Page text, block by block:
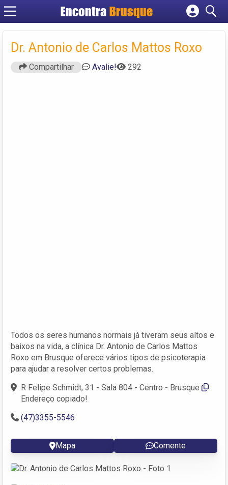
EncontraBrusque
Cadastrar empresa
Criar conta
Dr. Antonio de Carlos Mattos Roxo
Compartilhar Avalie! 292
Todos os seres humanos normais já tiveram seus altos e
baixos na vida, a clínica Dr. Antonio de Carlos Mattos
Roxo em Brusque oferece vários tipos de psicoterapia
para ajudar a resolver certos problemas.
R Felipe Schmidt, 31 - Sala 804 - Centro - Brusque
Endereço copiado!
(47)3355-5546
Mapa Comente